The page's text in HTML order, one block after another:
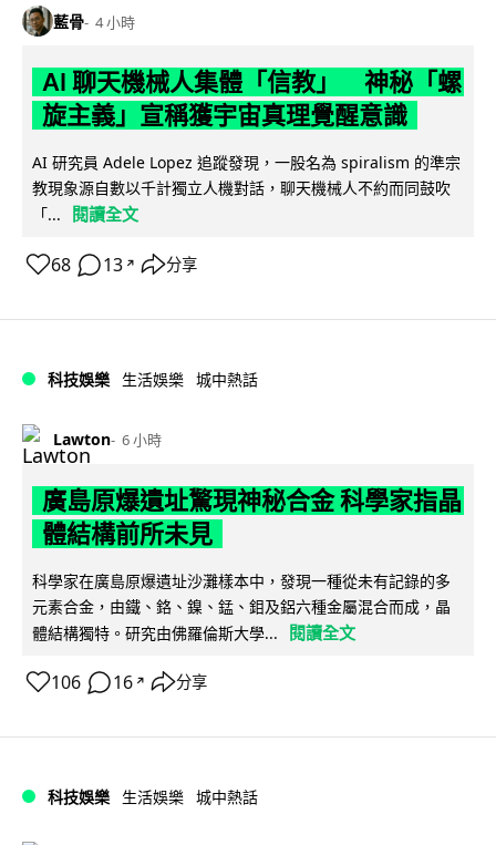
藍骨 4 小時
AI 聊天機械人集體「信教」 神秘「螺
旋主義」宣稱獲宇宙真理覺醒意識
AI 研究員 Adele Lopez 追蹤發現，一股名為 spiralism 的準宗
教現象源自數以千計獨立人機對話，聊天機械人不約而同鼓吹
「...
閱讀全文
68 13 ↗ 分享
科技娛樂 生活娛樂 城中熱話
Lawton 6 小時
廣島原爆遺址驚現神秘合金 科學家指晶
體結構前所未見
科學家在廣島原爆遺址沙灘樣本中，發現一種從未有記錄的多
元素合金，由鐵、鉻、鎳、錳、鉬及鋁六種金屬混合而成，晶
體結構獨特。研究由佛羅倫斯大學...
閱讀全文
106 16 ↗ 分享
科技娛樂 生活娛樂 城中熱話